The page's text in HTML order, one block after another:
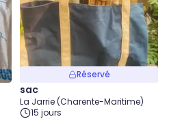
Réservé
sac
La Jarrie (Charente-Maritime)
15 jours